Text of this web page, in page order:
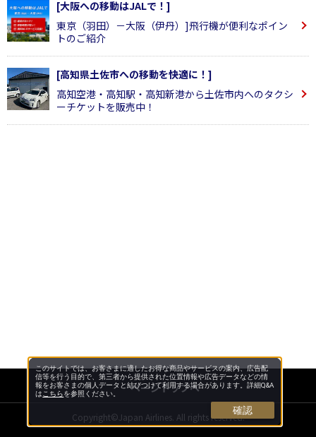
[大阪への移動はJALで！]
東京（羽田）－大阪（伊丹）]飛行機が便利なポイン
トのご紹介
[高知県土佐市への移動を快適に！]
高知空港・高知駅・高知新港から土佐市内へのタクシ
ーチケットを販売中！
ページトップへ
Copyright©Japan Airlines. All rights reserved.
このサイトでは、お客さまに適したお得な商品やサービスの案内、広告配
信等を行う目的で、第三者から提供された位置情報や広告データなどの情
報をお客さまの個人データと結びつけて利用する場合があります。詳細Q&A
は こちらを参照ください。
確認